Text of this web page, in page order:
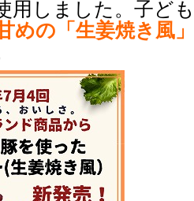
用しました。子ど
めの「生姜焼き風」